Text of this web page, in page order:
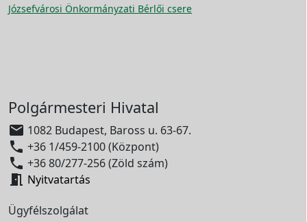
Józsefvárosi Önkormányzati Bérlői csere
Polgármesteri Hivatal
 1082 Budapest, Baross u. 63-67.
 +36 1/459-2100 (Központ)
 +36 80/277-256 (Zöld szám)
 Nyitvatartás
Ügyfélszolgálat